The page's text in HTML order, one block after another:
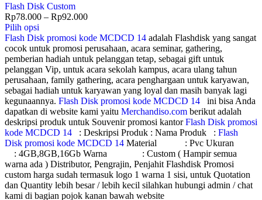
Flash Disk Custom
Rp78.000 – Rp92.000
Pilih opsi
Flash Disk promosi kode MCDCD 14 adalah Flashdisk yang sangat
cocok untuk promosi perusahaan, acara seminar, gathering,
pemberian hadiah untuk pelanggan tetap, sebagai gift untuk
pelanggan Vip, untuk acara sekolah kampus, acara ulang tahun
perusahaan, family gathering, acara penghargaan untuk karyawan,
sebagai hadiah untuk karyawan yang loyal dan masih banyak lagi
kegunaannya. Flash Disk promosi kode MCDCD 14 ini bisa Anda
dapatkan di website kami yaitu Merchandiso.com berikut adalah
deskripsi produk untuk Souvenir promosi kantorFlash Disk promosi
kode MCDCD 14 : Deskripsi Produk : Nama Produk : Flash
Disk promosi kode MCDCD 14 Material : Pvc Ukuran
: 4GB,8GB,16Gb Warna : Custom ( Hampir semua
warna ada ) Distributor, Pengrajin, Penjahit Flashdisk Promosi
custom harga sudah termasuk logo 1 warna 1 sisi, untuk Quotation
dan Quantity lebih besar / lebih kecil silahkan hubungi admin / chat
kami di bagian pojok kanan bawah website